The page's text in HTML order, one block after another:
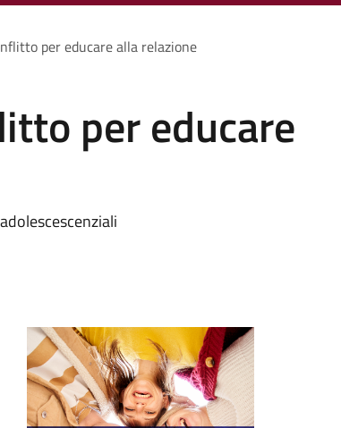
per educare alla relazione
per educare